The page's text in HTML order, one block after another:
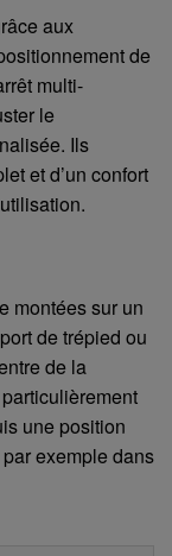
aux
de
multi-
le
Ils
et d’un confort
montées sur un
de trépied ou
de la
une position
exemple dans